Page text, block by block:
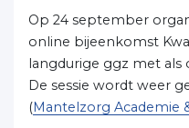
Op 24 september
online bijeenkomst
langdurige ggz met als
De sessie wordt weer
(Mantelzorg Academie